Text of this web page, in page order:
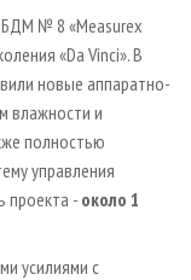
БДМ № 8 «Measurex
«Da Vinci». В
новые аппаратно-
влажности и
полностью
управления
проекта - около 1
усилиями с